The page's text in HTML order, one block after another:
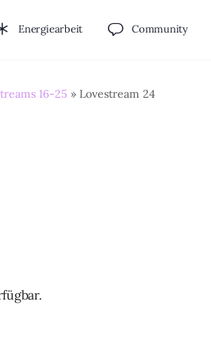
Energiearbeit Community
16-25 » Lovestream 24